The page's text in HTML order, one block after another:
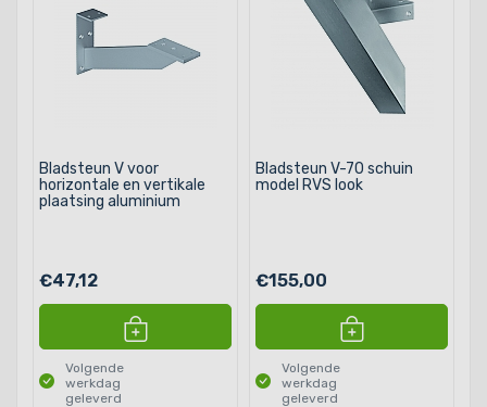
Bladsteun V voor
horizontale en vertikale
plaatsing aluminium
€47,12
Volgende
werkdag
geleverd
Bladsteun V-70 schuin
model RVS look
€155,00
Volgende
werkdag
geleverd